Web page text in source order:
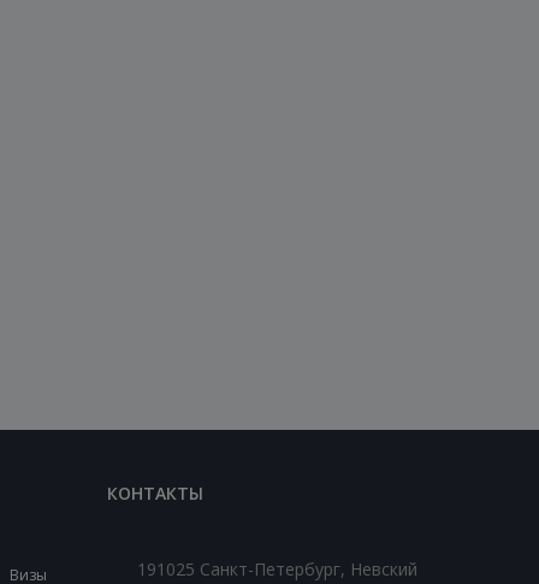
Визы
КОНТАКТЫ
191025 Санкт-Петербург, Невский